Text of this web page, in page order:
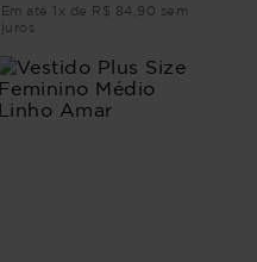
Em até 1x de R$ 84,90 sem
juros